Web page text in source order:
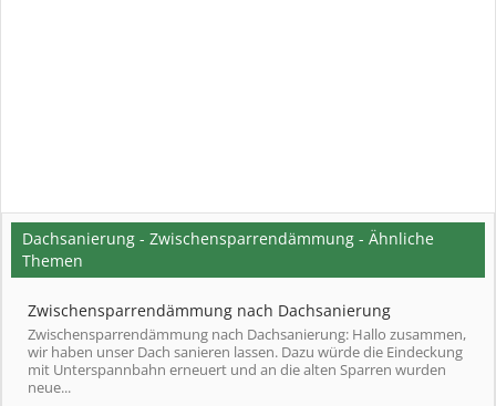
Dachsanierung - Zwischensparrendämmung - Ähnliche
Themen
Zwischensparrendämmung nach Dachsanierung
Zwischensparrendämmung nach Dachsanierung: Hallo zusammen,
wir haben unser Dach sanieren lassen. Dazu würde die Eindeckung
mit Unterspannbahn erneuert und an die alten Sparren wurden
neue...